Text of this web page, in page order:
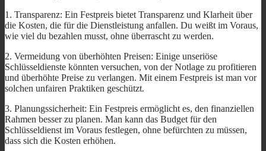
1. Transparenz: Ein Festpreis bietet Transparenz und Klarheit über
die Kosten, die für die Dienstleistung anfallen. Du weißt im Voraus,
wie viel du bezahlen musst, ohne überrascht zu werden.
2. Vermeidung von überhöhten Preisen: Einige unseriöse
Schlüsseldienste könnten versuchen, von der Notlage zu profitieren
und überhöhte Preise zu verlangen. Mit einem Festpreis ist man vor
solchen unfairen Praktiken geschützt.
3. Planungssicherheit: Ein Festpreis ermöglicht es, den finanziellen
Rahmen besser zu planen. Man kann das Budget für den
Schlüsseldienst im Voraus festlegen, ohne befürchten zu müssen,
dass sich die Kosten erhöhen.